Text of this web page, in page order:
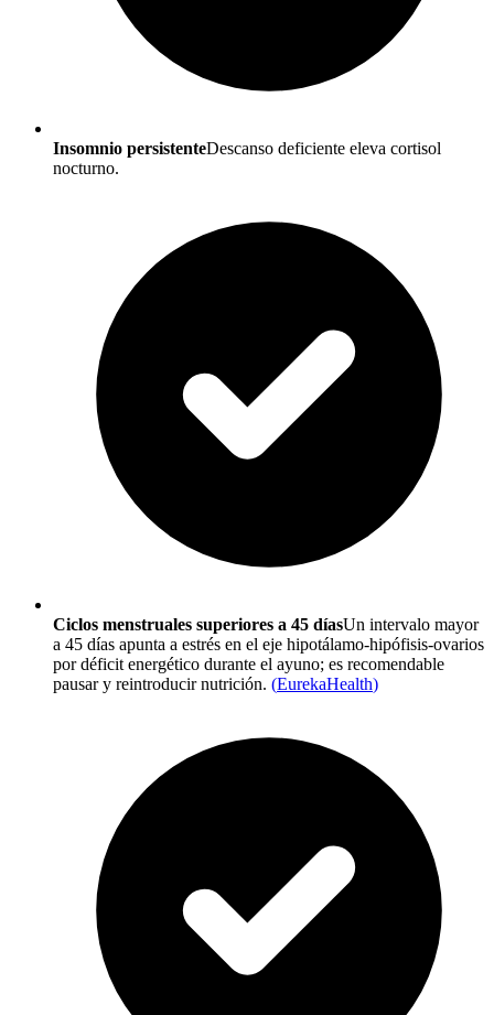
Insomnio persistenteDescanso deficiente eleva cortisol
nocturno.
Ciclos menstruales superiores a 45 díasUn intervalo mayor
a 45 días apunta a estrés en el eje hipotálamo-hipófisis-ovarios
por déficit energético durante el ayuno; es recomendable
pausar y reintroducir nutrición. (EurekaHealth)